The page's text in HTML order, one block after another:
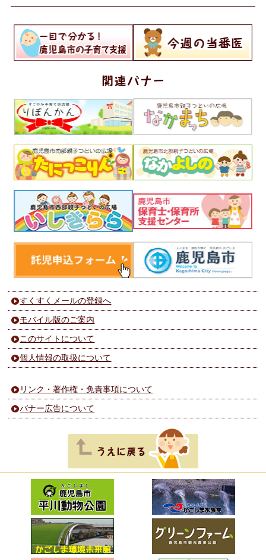
すくすくメールの登録へ
モバイル版のご案内
このサイトについて
個人情報の取扱について
リンク・著作権・免責事項について
バナー広告について